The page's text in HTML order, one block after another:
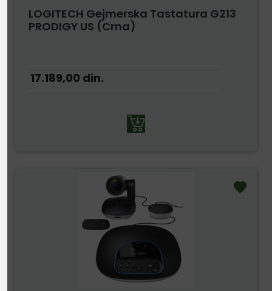
LOGITECH Gejmerska Tastatura G213
PRODIGY US (Crna)
17.189,00 din.